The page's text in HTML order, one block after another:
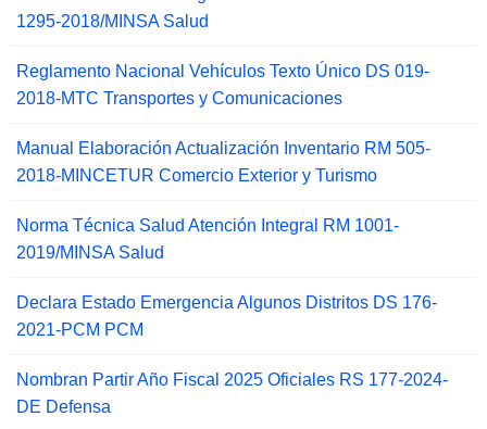
1295-2018/MINSA Salud
Reglamento Nacional Vehículos Texto Único DS 019-
2018-MTC Transportes y Comunicaciones
Manual Elaboración Actualización Inventario RM 505-
2018-MINCETUR Comercio Exterior y Turismo
Norma Técnica Salud Atención Integral RM 1001-
2019/MINSA Salud
Declara Estado Emergencia Algunos Distritos DS 176-
2021-PCM PCM
Nombran Partir Año Fiscal 2025 Oficiales RS 177-2024-
DE Defensa